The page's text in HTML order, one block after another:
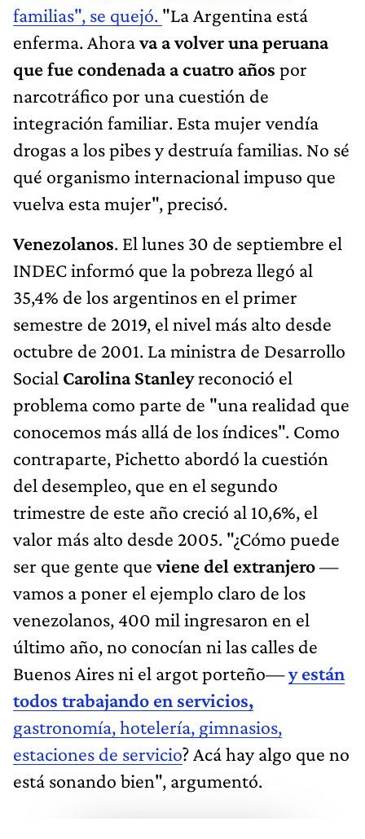
familias", se quejó. "La Argentina está
enferma. Ahorava a volver una peruana
que fue condenada a cuatro años por
narcotráfico por una cuestión de
integración familiar. Esta mujer vendía
drogas a los pibes y destruía familias. No sé
qué organismo internacional impuso que
vuelva esta mujer", precisó.
Venezolanos. El lunes 30 de septiembre el
INDEC informó que la pobreza llegó al
35,4% de los argentinos en el primer
semestre de 2019, el nivel más alto desde
octubre de 2001. La ministra de Desarrollo
Social Carolina Stanleyreconoció el
problema como parte de "una realidad que
conocemos más allá de los índices". Como
contraparte, Pichetto abordó la cuestión
del desempleo, que en el segundo
trimestre de este año creció al 10,6%, el
valor más alto desde 2005. "¿Cómo puede
ser que gente queviene del extranjero—
vamos a poner el ejemplo claro de los
venezolanos, 400 mil ingresaron en el
último año, no conocían ni las calles de
Buenos Aires ni el argot porteño—y están
todos trabajando en servicios,
gastronomía, hotelería, gimnasios,
estaciones de servicio? Acá hay algo que no
está sonando bien", argumentó.